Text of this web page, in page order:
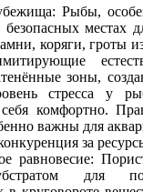
Рыбы,
местах
коряги, гроты
зоны,
стресса у
себя комфортно.
важны для
за
равновесие:
для